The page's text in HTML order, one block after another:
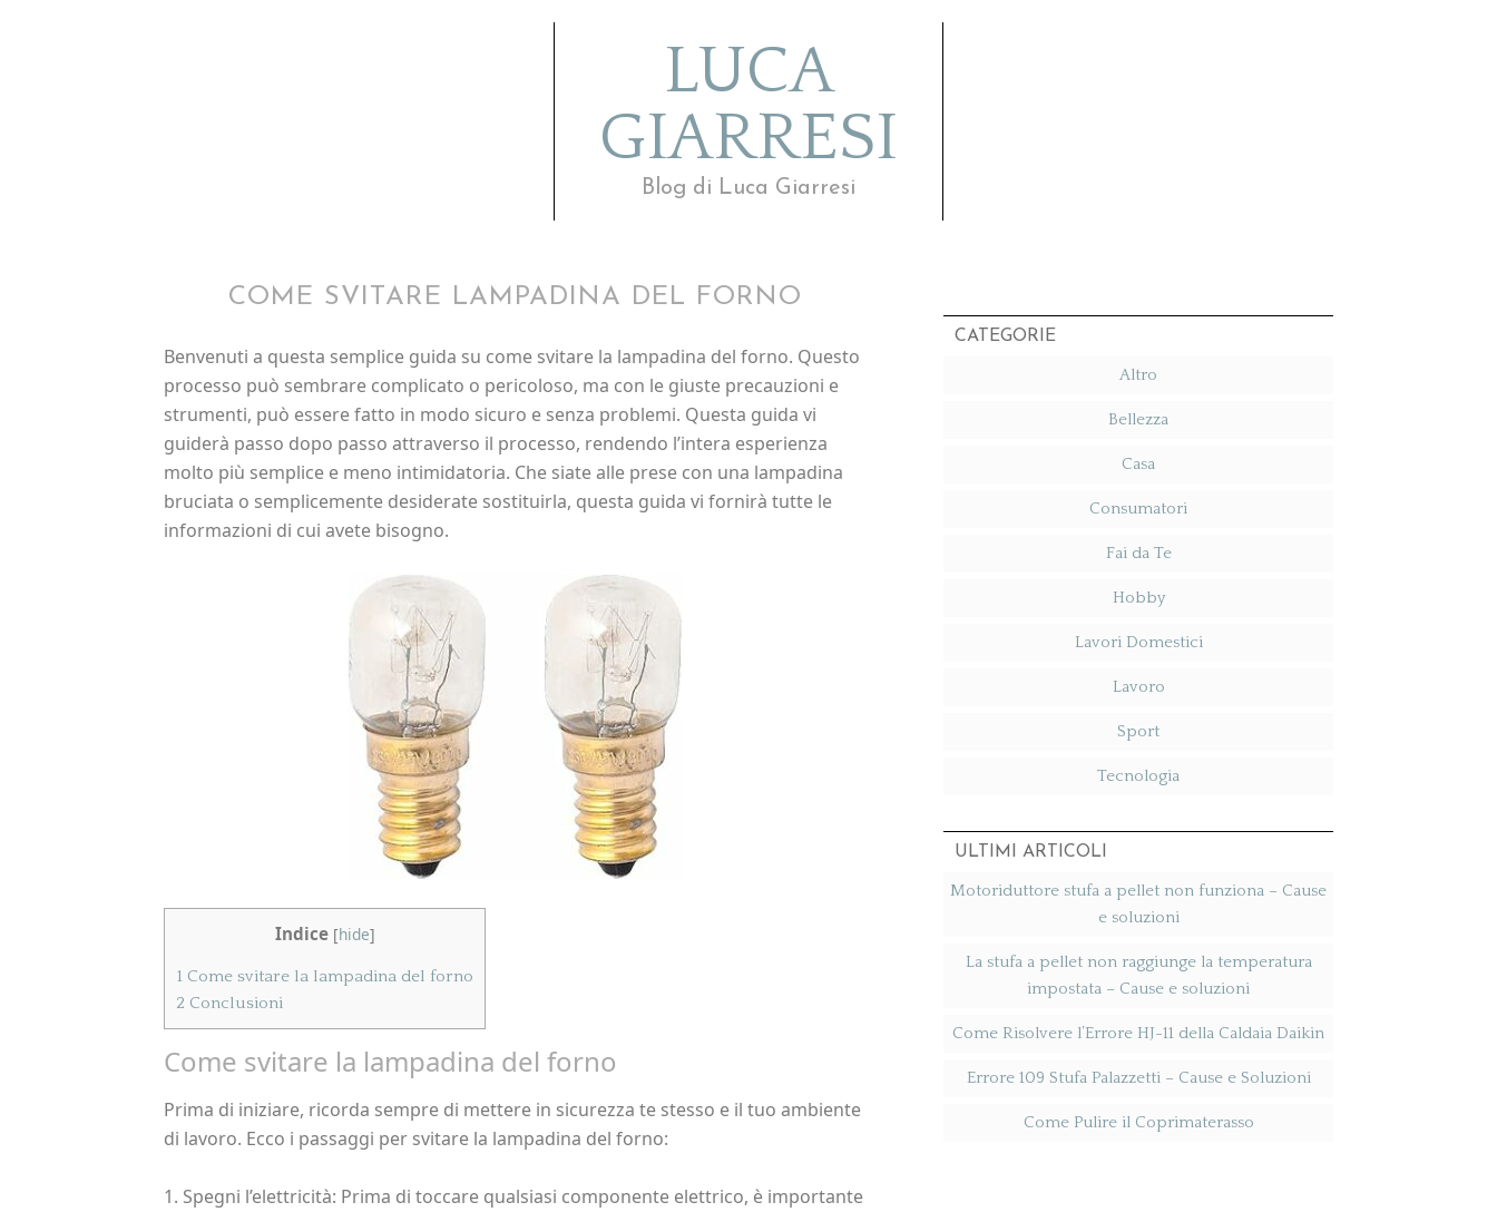
LUCA
GIARRESI
Blog di Luca Giarresi
COME SVITARE LAMPADINA DEL FORNO
Benvenuti a questa semplice guida su come svitare la lampadina del forno. Questo
processo può sembrare complicato o pericoloso, ma con le giuste precauzioni e
strumenti, può essere fatto in modo sicuro e senza problemi. Questa guida vi
guiderà passo dopo passo attraverso il processo, rendendo l’intera esperienza
molto più semplice e meno intimidatoria. Che siate alle prese con una lampadina
bruciata o semplicemente desiderate sostituirla, questa guida vi fornirà tutte le
informazioni di cui avete bisogno.
Indice [hide]
1 Come svitare la lampadina del forno
2 Conclusioni
Come svitare la lampadina del forno
Prima di iniziare, ricorda sempre di mettere in sicurezza te stesso e il tuo ambiente
di lavoro. Ecco i passaggi per svitare la lampadina del forno:
1. Spegni l’elettricità: Prima di toccare qualsiasi componente elettrico, è importante
CATEGORIE
Altro
Bellezza
Casa
Consumatori
Fai da Te
Hobby
Lavori Domestici
Lavoro
Sport
Tecnologia
ULTIMI ARTICOLI
Motoriduttore stufa a pellet non funziona​ – Cause
e soluzioni
La stufa a pellet non raggiunge la temperatura
impostata​ – Cause e soluzioni
Come Risolvere l’Errore HJ-11 della Caldaia Daikin
Errore 109 Stufa Palazzetti​ – Cause e Soluzioni
Come Pulire il Coprimaterasso